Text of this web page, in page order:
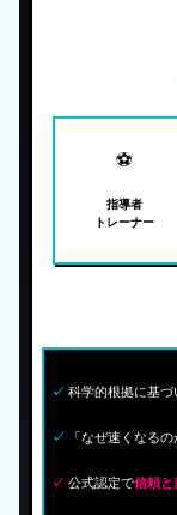
⚽
指導者
トレーナー
✓ 科学的根拠に基づ
✓ 「なぜ速くなる
✓ 公式認定で信頼と